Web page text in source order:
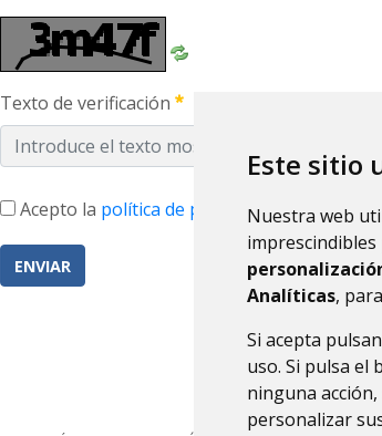
Este sitio
Nuestra web
Analíticas,
Si acepta
uso. Si pulsa el
ninguna
personalizar
Texto de verificación
Acepto la política de privacidad
ENVIAR